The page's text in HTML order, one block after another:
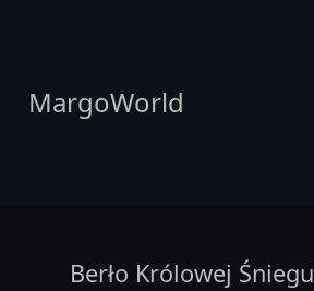
MargoWorld
Berło Królowej Śniegu